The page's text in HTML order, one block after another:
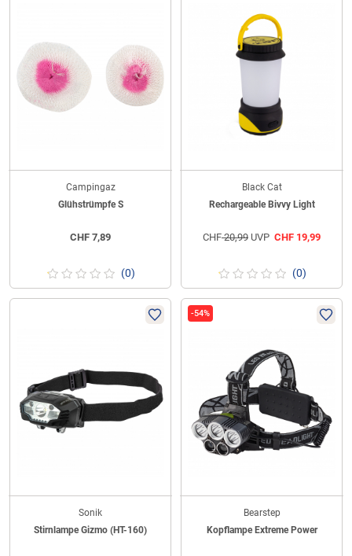
Campingaz
Glühstrümpfe S
CHF 7,89
(0)
Black Cat
Rechargeable Bivvy Light
CHF20,99 UVP CHF 19,99
(0)
Sonik
Stirnlampe Gizmo (HT-160)
-54%
Bearstep
Kopflampe Extreme Power